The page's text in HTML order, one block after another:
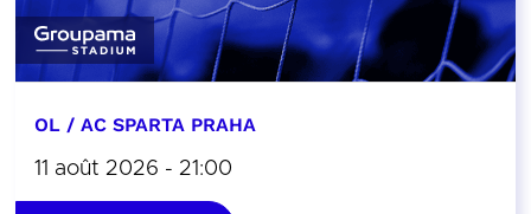
OL / AC SPARTA PRAHA
11 août 2026 - 21:00